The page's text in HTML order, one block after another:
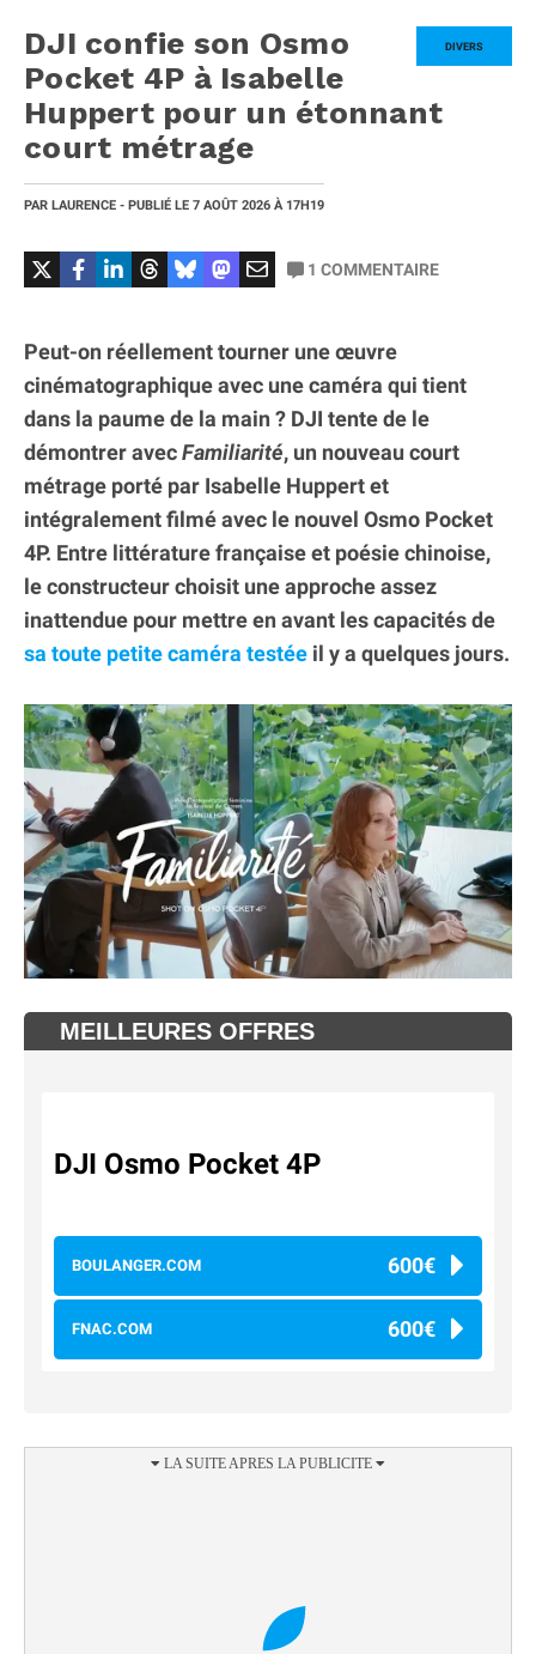
DIVERS
DJI confie son Osmo
Pocket 4P à Isabelle
Huppert pour un étonnant
court métrage
PAR LAURENCE - PUBLIÉ LE 7 AOÛT 2026 À 17H19
1 COMMENTAIRE
Peut-on réellement tourner une œuvre
cinématographique avec une caméra qui tient
dans la paume de la main ? DJI tente de le
démontrer avecFamiliarité, un nouveau court
métrage porté par Isabelle Huppert et
intégralement filmé avec le nouvel Osmo Pocket
4P. Entre littérature française et poésie chinoise,
le constructeur choisit une approche assez
inattendue pour mettre en avant les capacités de
sa toute petite caméra testée il y a quelques jours.
MEILLEURES OFFRES
DJI Osmo Pocket 4P
BOULANGER.COM 600€
FNAC.COM 600€